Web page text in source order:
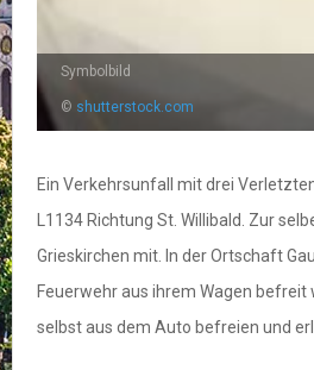
Symbolbild
© shutterstock.com
Ein Verkehrsunfall mit drei
L1134 Richtung St. Willibald. Zur
Grieskirchen mit. In der Ortschaft
Feuerwehr aus ihrem Wagen
selbst aus dem Auto befreien und